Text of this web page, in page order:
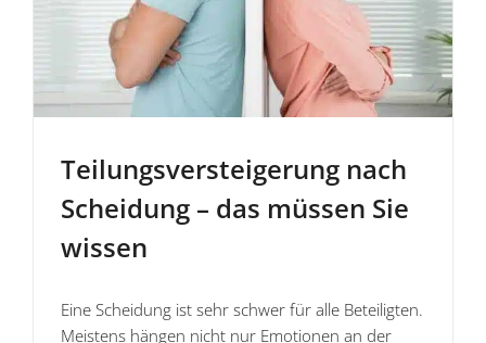
Teilungs­ver­stei­gerung nach
Scheidung – das müssen Sie
wissen
Eine Scheidung ist sehr schwer für alle Beteiligten.
Meistens hängen nicht nur Emotionen an der